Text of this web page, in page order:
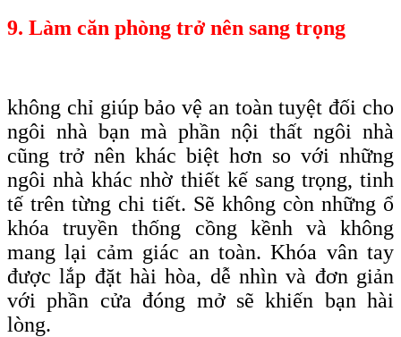
9. Làm căn phòng trở nên sang trọng
không chỉ giúp bảo vệ an toàn tuyệt đối cho
ngôi nhà bạn mà phần nội thất ngôi nhà
cũng trở nên khác biệt hơn so với những
ngôi nhà khác nhờ thiết kế sang trọng, tinh
tế trên từng chi tiết. Sẽ không còn những ổ
khóa truyền thống cồng kềnh và không
mang lại cảm giác an toàn. Khóa vân tay
được lắp đặt hài hòa, dễ nhìn và đơn giản
với phần cửa đóng mở sẽ khiến bạn hài
lòng.